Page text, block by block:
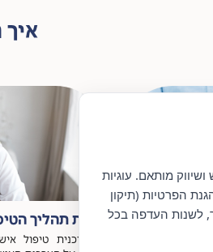
איך
הצרכים,
2
התאמת תהליך
בניית תוכנית טיפול
מותאם. עוגיות
הפרטיות (תיקון
לשנות העדפה בכל